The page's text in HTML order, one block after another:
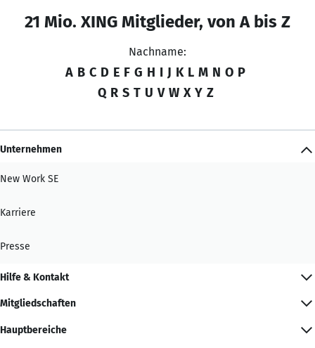
21 Mio. XING Mitglieder, von A bis Z
Nachname:
A B C D E F G H I J K L M N O P
Q R S T U V W X Y Z
Unternehmen
New Work SE
Karriere
Presse
Hilfe & Kontakt
Mitgliedschaften
Hauptbereiche